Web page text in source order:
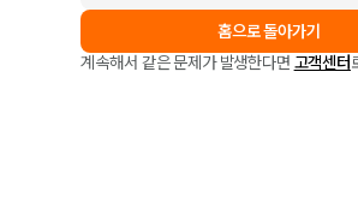
홈으로 돌아가기
계속해서 같은 문제가 발생한다면 고객센터